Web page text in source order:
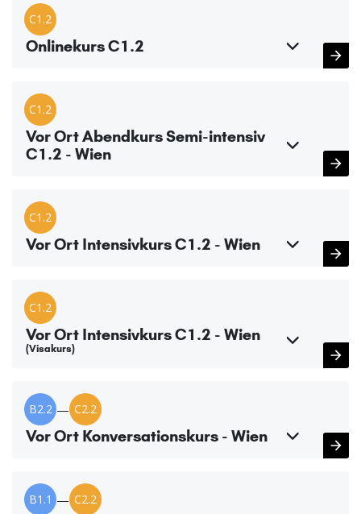
C1.2
Onlinekurs C1.2
C1.2
Vor Ort Abendkurs Semi-intensiv
C1.2 - Wien
C1.2
Vor Ort Intensivkurs C1.2 - Wien
C1.2
Vor Ort Intensivkurs C1.2 - Wien
(Visakurs)
B2.2 — C2.2
Vor Ort Konversationskurs - Wien
B1.1 — C2.2